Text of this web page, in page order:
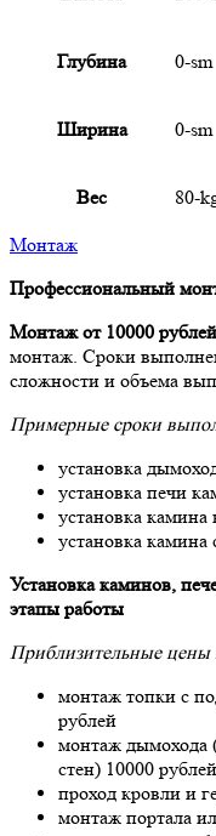
Глубина 0-sm
Ширина 0-sm
Вес 80-
Монтаж
Профессиональный
Монтаж от 10000 рублей
монтаж. Сроки
сложности и объема
Примерные сроки
установка
установка печи
установка камина
установка
Установка каминов,
этапы работы
Приблизительные цены
монтаж топки с
рублей
монтаж дымохода
стен) 10000 рублей
проход кровли и
монтаж портала